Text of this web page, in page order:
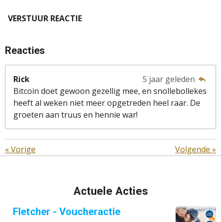
VERSTUUR REACTIE
Reacties
Rick
5 jaar geleden
Bitcoin doet gewoon gezellig mee, en snollebollekes
heeft al weken niet meer opgetreden heel raar. De
groeten aan truus en hennie war!
«Vorige Volgende »
Actuele Acties
Fletcher - Voucheractie